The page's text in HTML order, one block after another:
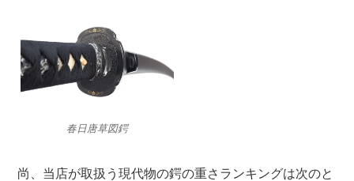
春日唐草図鍔
尚、当店が取扱う現代物の鍔の重さランキングは次のと